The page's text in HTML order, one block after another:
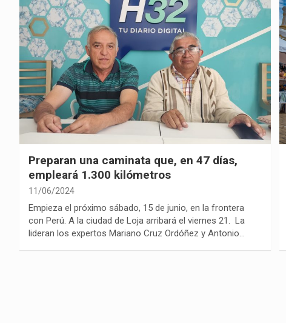
Preparan una caminata que, en 47 días,
empleará 1.300 kilómetros
11/06/2024
Empieza el próximo sábado, 15 de junio, en la frontera
con Perú. A la ciudad de Loja arribará el viernes 21. La
lideran los expertos Mariano Cruz Ordóñez y Antonio…